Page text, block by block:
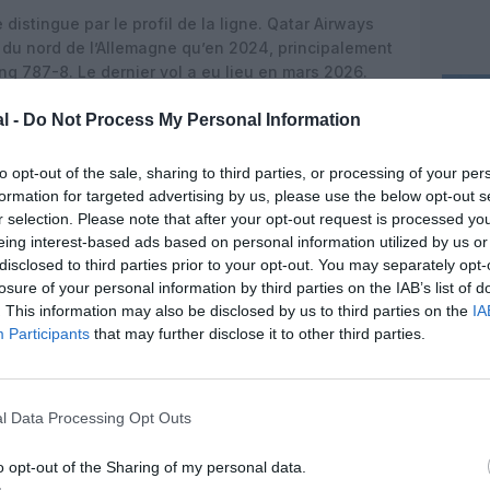
- Do Not Process My Personal Information
opt-out of the sale, sharing to third parties, or processing of your
for targeted advertising by us, please use the below opt-out
selection. Please note that after your opt-out request is processed
interest-based ads based on personal information utilized by us
to third parties prior to your opt-out. You may separately
of your personal information by third parties on the IAB’s list of
This information may also be disclosed by us to third parties on the
Participants that may further disclose it to other third parties.
Data Processing Opt Outs
opt-out of the Sharing of my personal data.
distingue par le profil de la ligne. Qatar Airways
nord de l’Allemagne qu’en 2024, principalement
787-8. Le dernier vol a eu lieu en mars 2026.
du transport aérien : la desserte de
(JIB) avec droits de cinquième liberté. Qatar
2019, le plus souvent avec un triangle
/OAG et le tableau d’horaires public de Qatar
n’est actuellement programmé : la route
au planning. Elle figure avec la mention«
un retour initialement prévu le 16 septembre 2026
ne réapparaît pas du tout dans les tableaux
actuellement publiée.
de l’espace aérien
série de coupes plus larges : plusieurs analyses
du réseau de Qatar Airways au cours de 2026,
de près de 2,4% des vols programmés sur